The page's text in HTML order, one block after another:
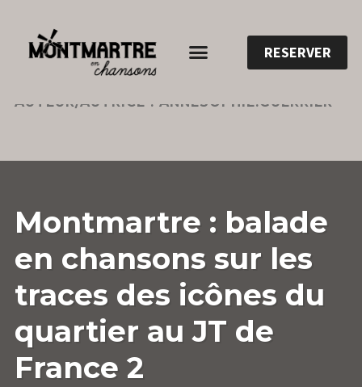
RESERVER
AUTEUR/AUTRICE : ANNESOPHIE.GUERRIER
SEPTEMBRE
2023
UN
COMMENTAIRE
Montmartre : balade
en chansons sur les
traces des icônes du
quartier au JT de
France 2